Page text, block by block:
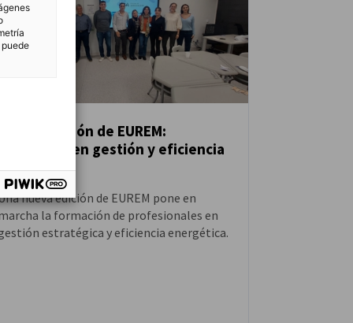
Nueva edición de EUREM:
formación en gestión y eficiencia
nueva edición de EUREM pone en
la formación de profesionales en
estratégica y eficiencia energética.